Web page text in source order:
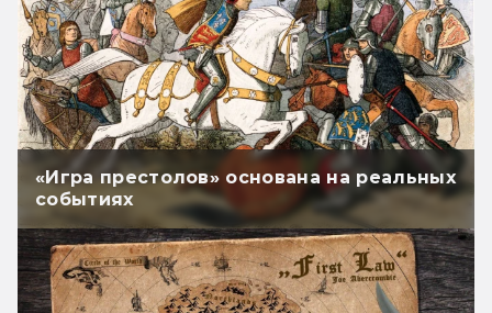
и задержалась. Ну и не зря: она
добавила размаху и эпичности,
чего уж).
«Игра престолов» основана на реальных
событиях